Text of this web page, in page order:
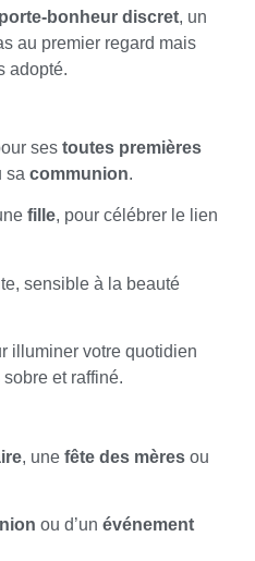
porte-bonheur discret, un
au premier regard mais
adopté.
ses toutes premières
sa communion.
fille, pour célébrer le lien
sensible à la beauté
illuminer votre quotidien
et raffiné.
, une fête des mères ou
ou d’un événement